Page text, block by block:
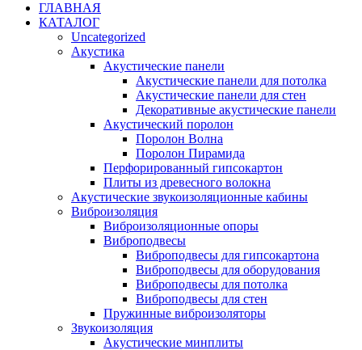
ГЛАВНАЯ
КАТАЛОГ
Uncategorized
Акустика
Акустические панели
Акустические панели для потолка
Акустические панели для стен
Декоративные акустические панели
Акустический поролон
Поролон Волна
Поролон Пирамида
Перфорированный гипсокартон
Плиты из древесного волокна
Акустические звукоизоляционные кабины
Виброизоляция
Виброизоляционные опоры
Виброподвесы
Виброподвесы для гипсокартона
Виброподвесы для оборудования
Виброподвесы для потолка
Виброподвесы для стен
Пружинные виброизоляторы
Звукоизоляция
Акустические минплиты